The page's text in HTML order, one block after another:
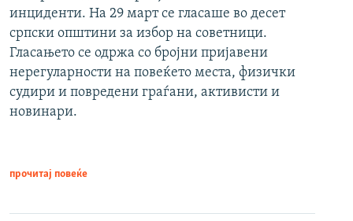
инциденти. На 29 март се гласаше во десет
српски општини за избор на советници.
Гласањето се одржа со бројни пријавени
нерегуларности на повеќето места, физички
судири и повредени граѓани, активисти и
новинари.
прочитај повеќе